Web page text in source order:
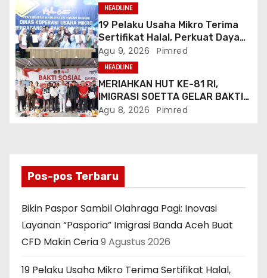
Buat CFD Makin Ceria
HEADLINE
19 Pelaku Usaha Mikro Terima
Sertifikat Halal, Perkuat Daya
Saing Produk Lokal
Agu 9, 2026 Pimred
HEADLINE
MERIAHKAN HUT KE-81 RI,
IMIGRASI SOETTA GELAR BAKTI
SOSIAL DAN HADIRKAN LAYANAN
Agu 8, 2026 Pimred
Pos-pos Terbaru
Bikin Paspor Sambil Olahraga Pagi: Inovasi
Layanan “Pasporia” Imigrasi Banda Aceh Buat
CFD Makin Ceria9 Agustus 2026
19 Pelaku Usaha Mikro Terima Sertifikat Halal,